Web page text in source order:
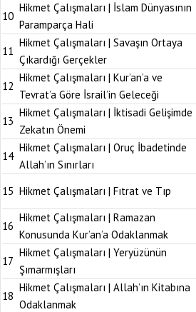
10
Hikmet Çalışmaları | İslam Dünyasının
Paramparça Hali
11
Hikmet Çalışmaları | Savaşın Ortaya
Çıkardığı Gerçekler
12
Hikmet Çalışmaları | Kur’an’a ve
Tevrat’a Göre İsrail’in Geleceği
13
Hikmet Çalışmaları | İktisadi Gelişimde
Zekatın Önemi
14
Hikmet Çalışmaları | Oruç İbadetinde
Allah’ın Sınırları
15 Hikmet Çalışmaları | Fıtrat ve Tıp
16
Hikmet Çalışmaları | Ramazan
Konusunda Kur’an’a Odaklanmak
17
Hikmet Çalışmaları | Yeryüzünün
Şımarmışları
18
Hikmet Çalışmaları | Allah’ın Kitabına
Odaklanmak